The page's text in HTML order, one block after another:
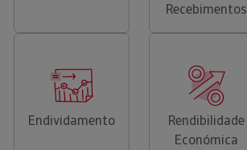
Recebimentos
Endividamento
Rendibilidade
Económica